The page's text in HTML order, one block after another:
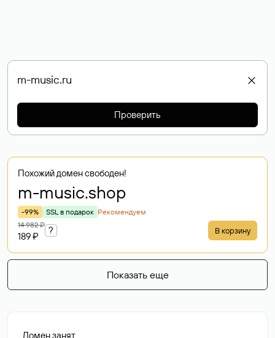
Проверить
Похожий домен свободен!
m-music.shop
-99% SSL в подарок Рекомендуем
14 982 ₽
189 ₽
? В корзину
Показать еще
Домен занят